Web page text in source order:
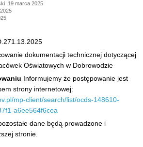
19 marca 2025
dokumentacji technicznej dotyczącej
Oświatowych w Dobrowodzie
Informujemy że postępowanie jest
strony internetowej:
mp-client/search/list/ocds-148610-
a6ee564f6cea
dane będą prowadzone i
stronie.